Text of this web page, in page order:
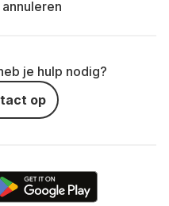
je hulp nodig?
op